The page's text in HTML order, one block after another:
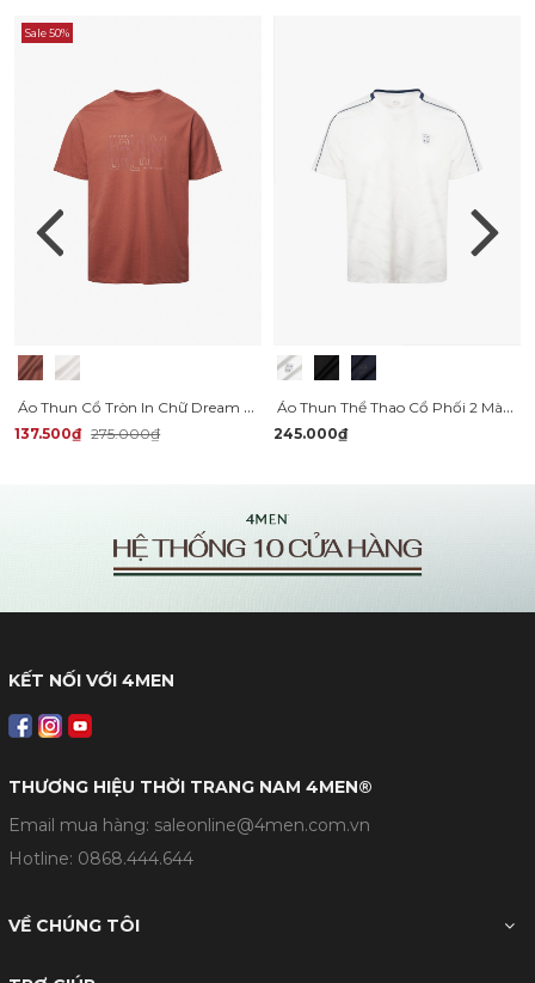
Sale 50%
Áo Thun Cổ Tròn In Chữ Dream Form Regular AT163
137.500₫ 275.000₫
Áo Thun Thể Thao Cổ Phối 2 Màu Form Regular AT176
245.000₫
KẾT NỐI VỚI 4MEN
THƯƠNG HIỆU THỜI TRANG NAM 4MEN®
Email mua hàng: saleonline@4men.com.vn
Hotline: 0868.444.644
VỀ CHÚNG TÔI